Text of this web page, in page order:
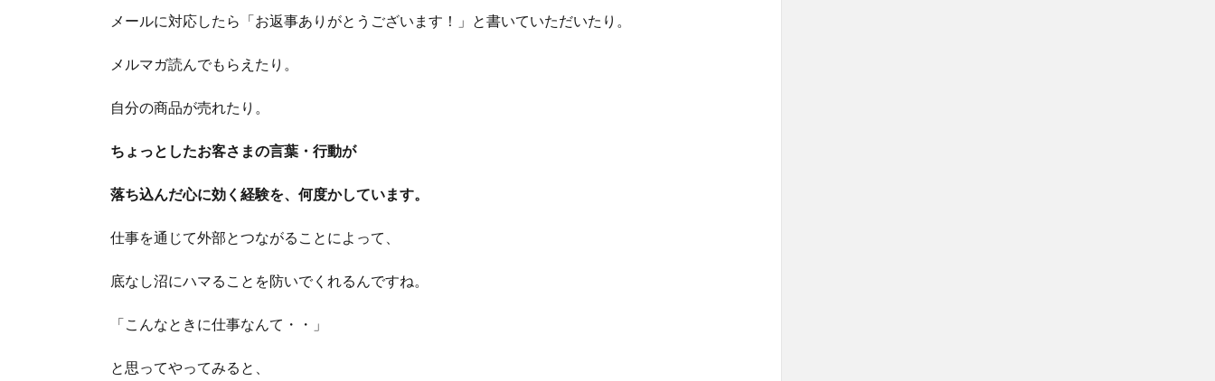
メールに対応したら「お返事ありがとうございます！」と書いていただいたり。
メルマガ読んでもらえたり。
自分の商品が売れたり。
ちょっとしたお客さまの言葉・行動が
落ち込んだ心に効く経験を、何度かしています。
仕事を通じて外部とつながることによって、
底なし沼にハマることを防いでくれるんですね。
「こんなときに仕事なんて・・」
と思ってやってみると、